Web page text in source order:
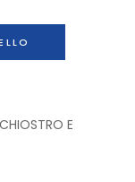
140
E